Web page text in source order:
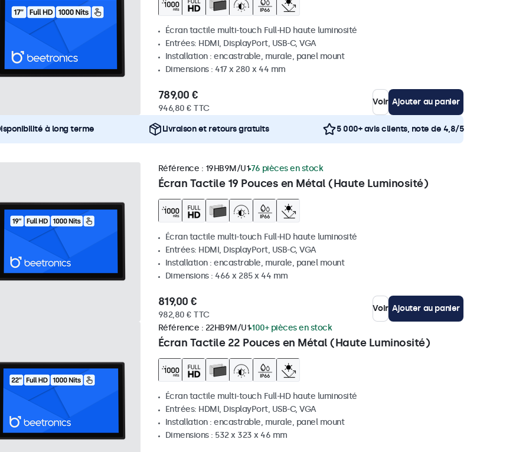
Écran tactile multi-touch Full-HD haute luminosité
Entrées: HDMI, DisplayPort, USB-C, VGA
Installation : encastrable, murale, panel mount
Dimensions : 417 x 280 x 44 mm
789,00 €
946,80 € TTC
Voir Ajouter au panier
à long terme Livraison et retours gratuits 5 000+ avis clients, note de 4,8/5
Écran Tactile 19 Pouces en Métal (Haute Luminosité)
Référence : 19HB9M/U176 pièces en stock
Écran tactile multi-touch Full-HD haute luminosité
Entrées: HDMI, DisplayPort, USB-C, VGA
Installation : encastrable, murale, panel mount
Dimensions : 466 x 285 x 44 mm
819,00 €
982,80 € TTC
Voir Ajouter au panier
Écran Tactile 22 Pouces en Métal (Haute Luminosité)
Référence : 22HB9M/U1 100+ pièces en stock
Écran tactile multi-touch Full-HD haute luminosité
Entrées: HDMI, DisplayPort, USB-C, VGA
Installation : encastrable, murale, panel mount
Dimensions : 532 x 323 x 46 mm